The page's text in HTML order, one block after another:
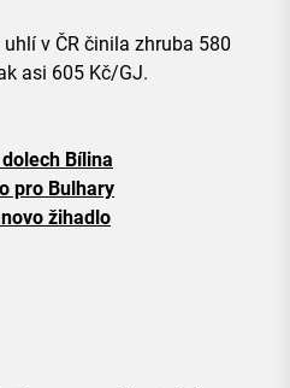
v ČR činila zhruba 580
asi 605 Kč/GJ.
Bílina
pro Bulhary
žihadlo